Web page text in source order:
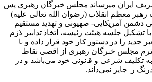
ایران میرساند مجلس خبرگان رهبری پس
رهبر معظم انقلاب (رضوان الله تعالی علیه)
دشمن آمریکایی- صهیونی و تهدید مستقیم
تشکیل جلسه هیئت رئیسه، اتخاذ تدابیر لازم
جدید را در دستور کار خود قرار داده و با
مجلس خبرگان رهبری از اقصی نقاط
تکلیف شرعی و قانونی خود می‌باشد و در
را جایز نمی‌داند.